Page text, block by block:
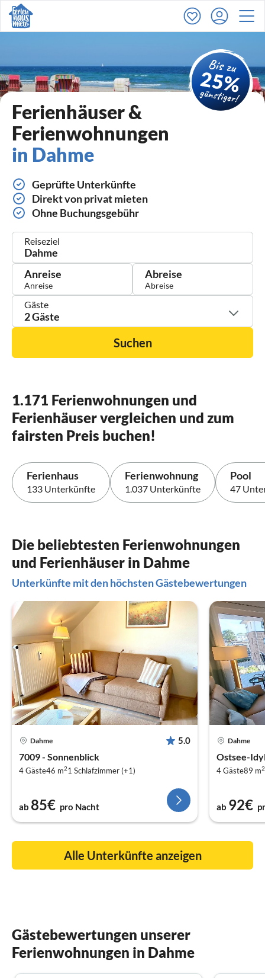
Ferienhäuser &
Ferienwohnungen
in Dahme
Geprüfte Unterkünfte
Direkt von privat mieten
Ohne Buchungsgebühr
Reiseziel
Anreise Abreise
Gäste
2 Gäste
Suchen
1.171 Ferienwohnungen und
Ferienhäuser vergleichen und zum
fairsten Preis buchen!
Ferienhaus
133 Unterkünfte
Ferienwohnung
1.037 Unterkünfte
Pool
47
Die beliebtesten Ferienwohnungen
und Ferienhäuser in Dahme
Unterkünfte mit den höchsten Gästebewertungen
Dahme 5.0
7009 - Sonnenblick
4 Gäste46 m21 Schlafzimmer (+1)
ab 85€ pro Nacht
Dahme
Ostsee-
4 Gäste89 m2
ab 92€
Alle Unterkünfte anzeigen
Gästebewertungen unserer
Ferienwohnungen in Dahme